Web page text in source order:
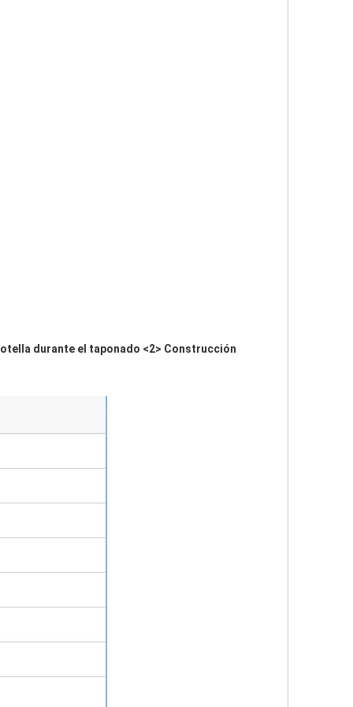
durante el taponado <2> Construcción